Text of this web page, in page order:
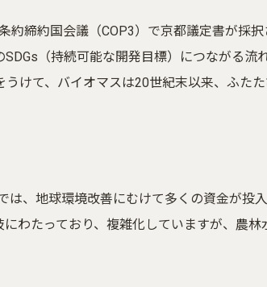
約締約国会議（COP3）で京都議定書が採
（持続可能な開発目標）につながる流
けて、バイオマスは20世紀末以来、ふた
は、地球環境改善にむけて多くの資金が投
わたっており、複雑化していますが、農